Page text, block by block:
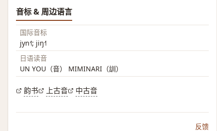
音标 & 周边语言
国际音标
jyn˧˥; jiŋ˧˥
日语读音
UN YOU（音） MIMINARI（訓）
韵书 上古音 中古音
反馈